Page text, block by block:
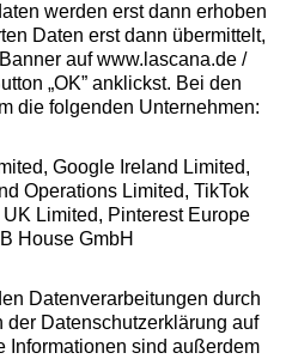
Bonitätsprüfung
werden erst dann erhoben
Daten erst dann übermittelt,
auf www.lascana.de /
„OK” anklickst. Bei den
die folgenden Unternehmen:
Google Ireland Limited,
Operations Limited, TikTok
Limited, Pinterest Europe
House GmbH
Datenverarbeitungen durch
Datenschutzerklärung auf
Informationen sind außerdem